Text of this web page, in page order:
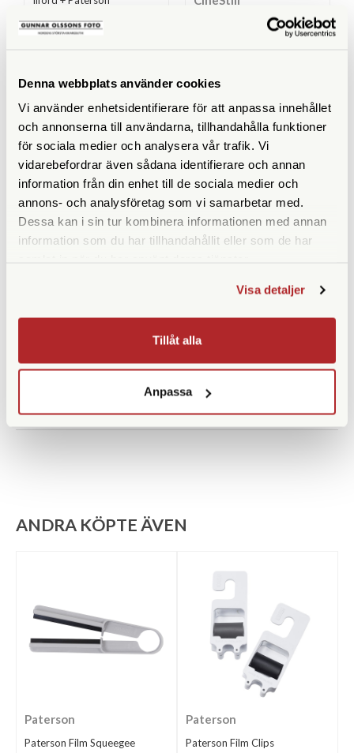
Denna webbplats använder cookies
Vi använder enhetsidentifierare för att anpassa innehållet
och annonserna till användarna, tillhandahålla funktioner
för sociala medier och analysera vår trafik. Vi
vidarebefordrar även sådana identifierare och annan
information från din enhet till de sociala medier och
annons- och analysföretag som vi samarbetar med.
Dessa kan i sin tur kombinera informationen med annan
information som du har tillhandahållit eller som de har
Visa detaljer
Tillåt alla
Anpassa
1.790 SEK
LÄS MER
KÖP
CineStill CS41 Color
499 SEK
LÄS MER
KÖP
TILLBEHÖR
Paterson Film Squeegee 229 SEK
169 SEK
Adox ADOFLO II 100 ml Concentrate 69 SEK
Adox ADOFIX Plus Fixer 500 ml
Concentrate
ANDRA KÖPTE ÄVEN
Paterson
Paterson Film Squeegee
Paterson
Paterson Film Clips